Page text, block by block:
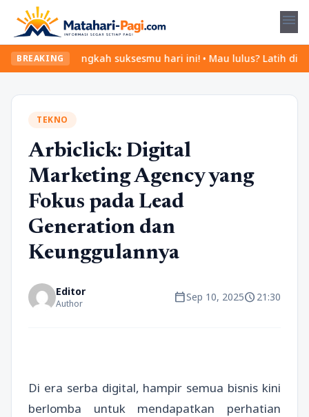
menu
BREAKING
langkah suksesmu hari ini! • Mau lulus? Latih dirimu
TEKNO
Arbiclick: Digital
Marketing Agency yang
Fokus pada Lead
Generation dan
Keunggulannya
Editor
Author calendar_todaySep 10, 2025schedule21:30
Di era serba digital, hampir semua bisnis kini
berlomba untuk mendapatkan perhatian